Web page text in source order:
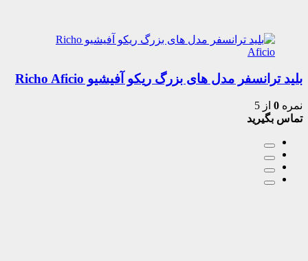
بلید ترانسفر مدل های بزرگ ریکو آفیشیو Richo Aficio
نمره 0 از 5
تماس بگیرید